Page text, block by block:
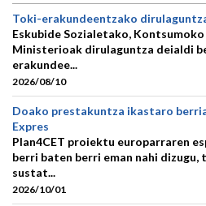
Toki-erakundeentzako
Eskubide Sozialetako,
Ministerioak dirulaguntza deialdi
erakundee...
2026/08/10
Doako prestakuntza ikastaro
Expres
Plan4CET proiektu europarraren
berri baten berri eman nahi
sustat...
2026/10/01